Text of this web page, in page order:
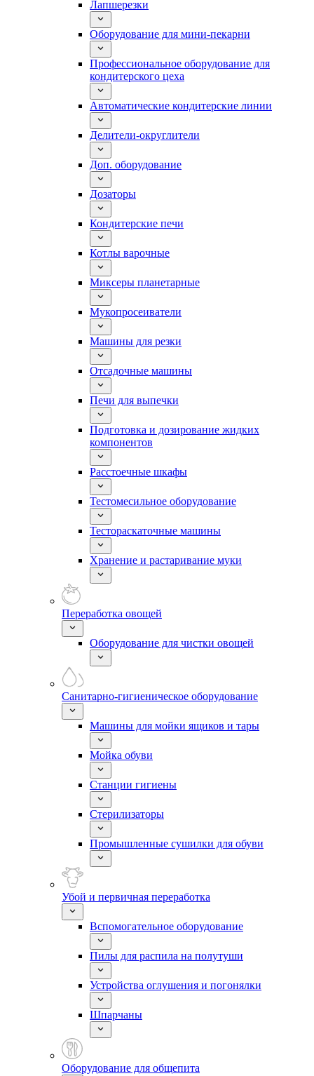
Лапшерезки
Оборудование для мини-пекарни
Профессиональное оборудование для
кондитерского цеха
Автоматические кондитерские линии
Делители-округлители
Доп. оборудование
Дозаторы
Кондитерские печи
Котлы варочные
Миксеры планетарные
Мукопросеиватели
Машины для резки
Отсадочные машины
Печи для выпечки
Подготовка и дозирование жидких
компонентов
Расстоечные шкафы
Тестомесильное оборудование
Тестораскаточные машины
Хранение и растаривание муки
Переработка овощей
Оборудование для чистки овощей
Санитарно-гигиеническое оборудование
Машины для мойки ящиков и тары
Мойка обуви
Станции гигиены
Стерилизаторы
Промышленные сушилки для обуви
Убой и первичная переработка
Вспомогательное оборудование
Пилы для распила на полутуши
Устройства оглушения и погонялки
Шпарчаны
Оборудование для общепита